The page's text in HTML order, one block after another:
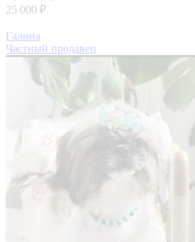
25 000 ₽
Галина
Частный продавец